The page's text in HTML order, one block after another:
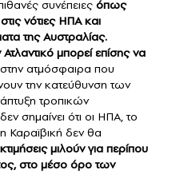
συνέπειες όπως
νότιες ΗΠΑ και
της Αυστραλίας.
μπορεί επίσης να
ατμόσφαιρα που
την κατεύθυνση των
τροπικών
σημαίνει ότι οι ΗΠΑ, το
Καραϊβική δεν θα
μιλούν για περίπου
στο μέσο όρο των